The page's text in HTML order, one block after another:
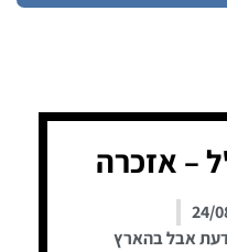
– אזכרה
24/
אבל בהארץ